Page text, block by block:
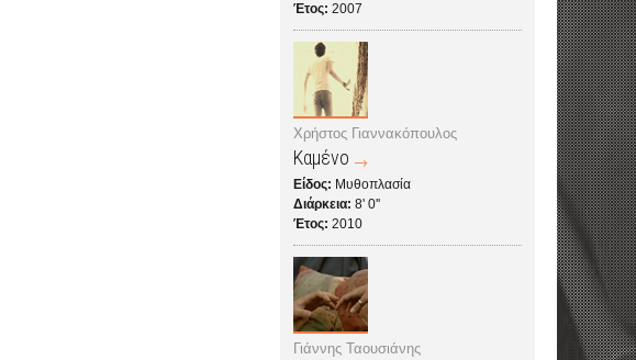
Έτος: 2007
Χρήστος Γιαννακόπουλος
Καμένο
Είδος: Μυθοπλασία
Διάρκεια: 8' 0''
Έτος: 2010
Γιάννης Ταουσιάνης